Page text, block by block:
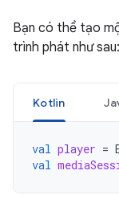
Bạn có thể tạo
trình phát như sau:
Kotlin
val player =
val